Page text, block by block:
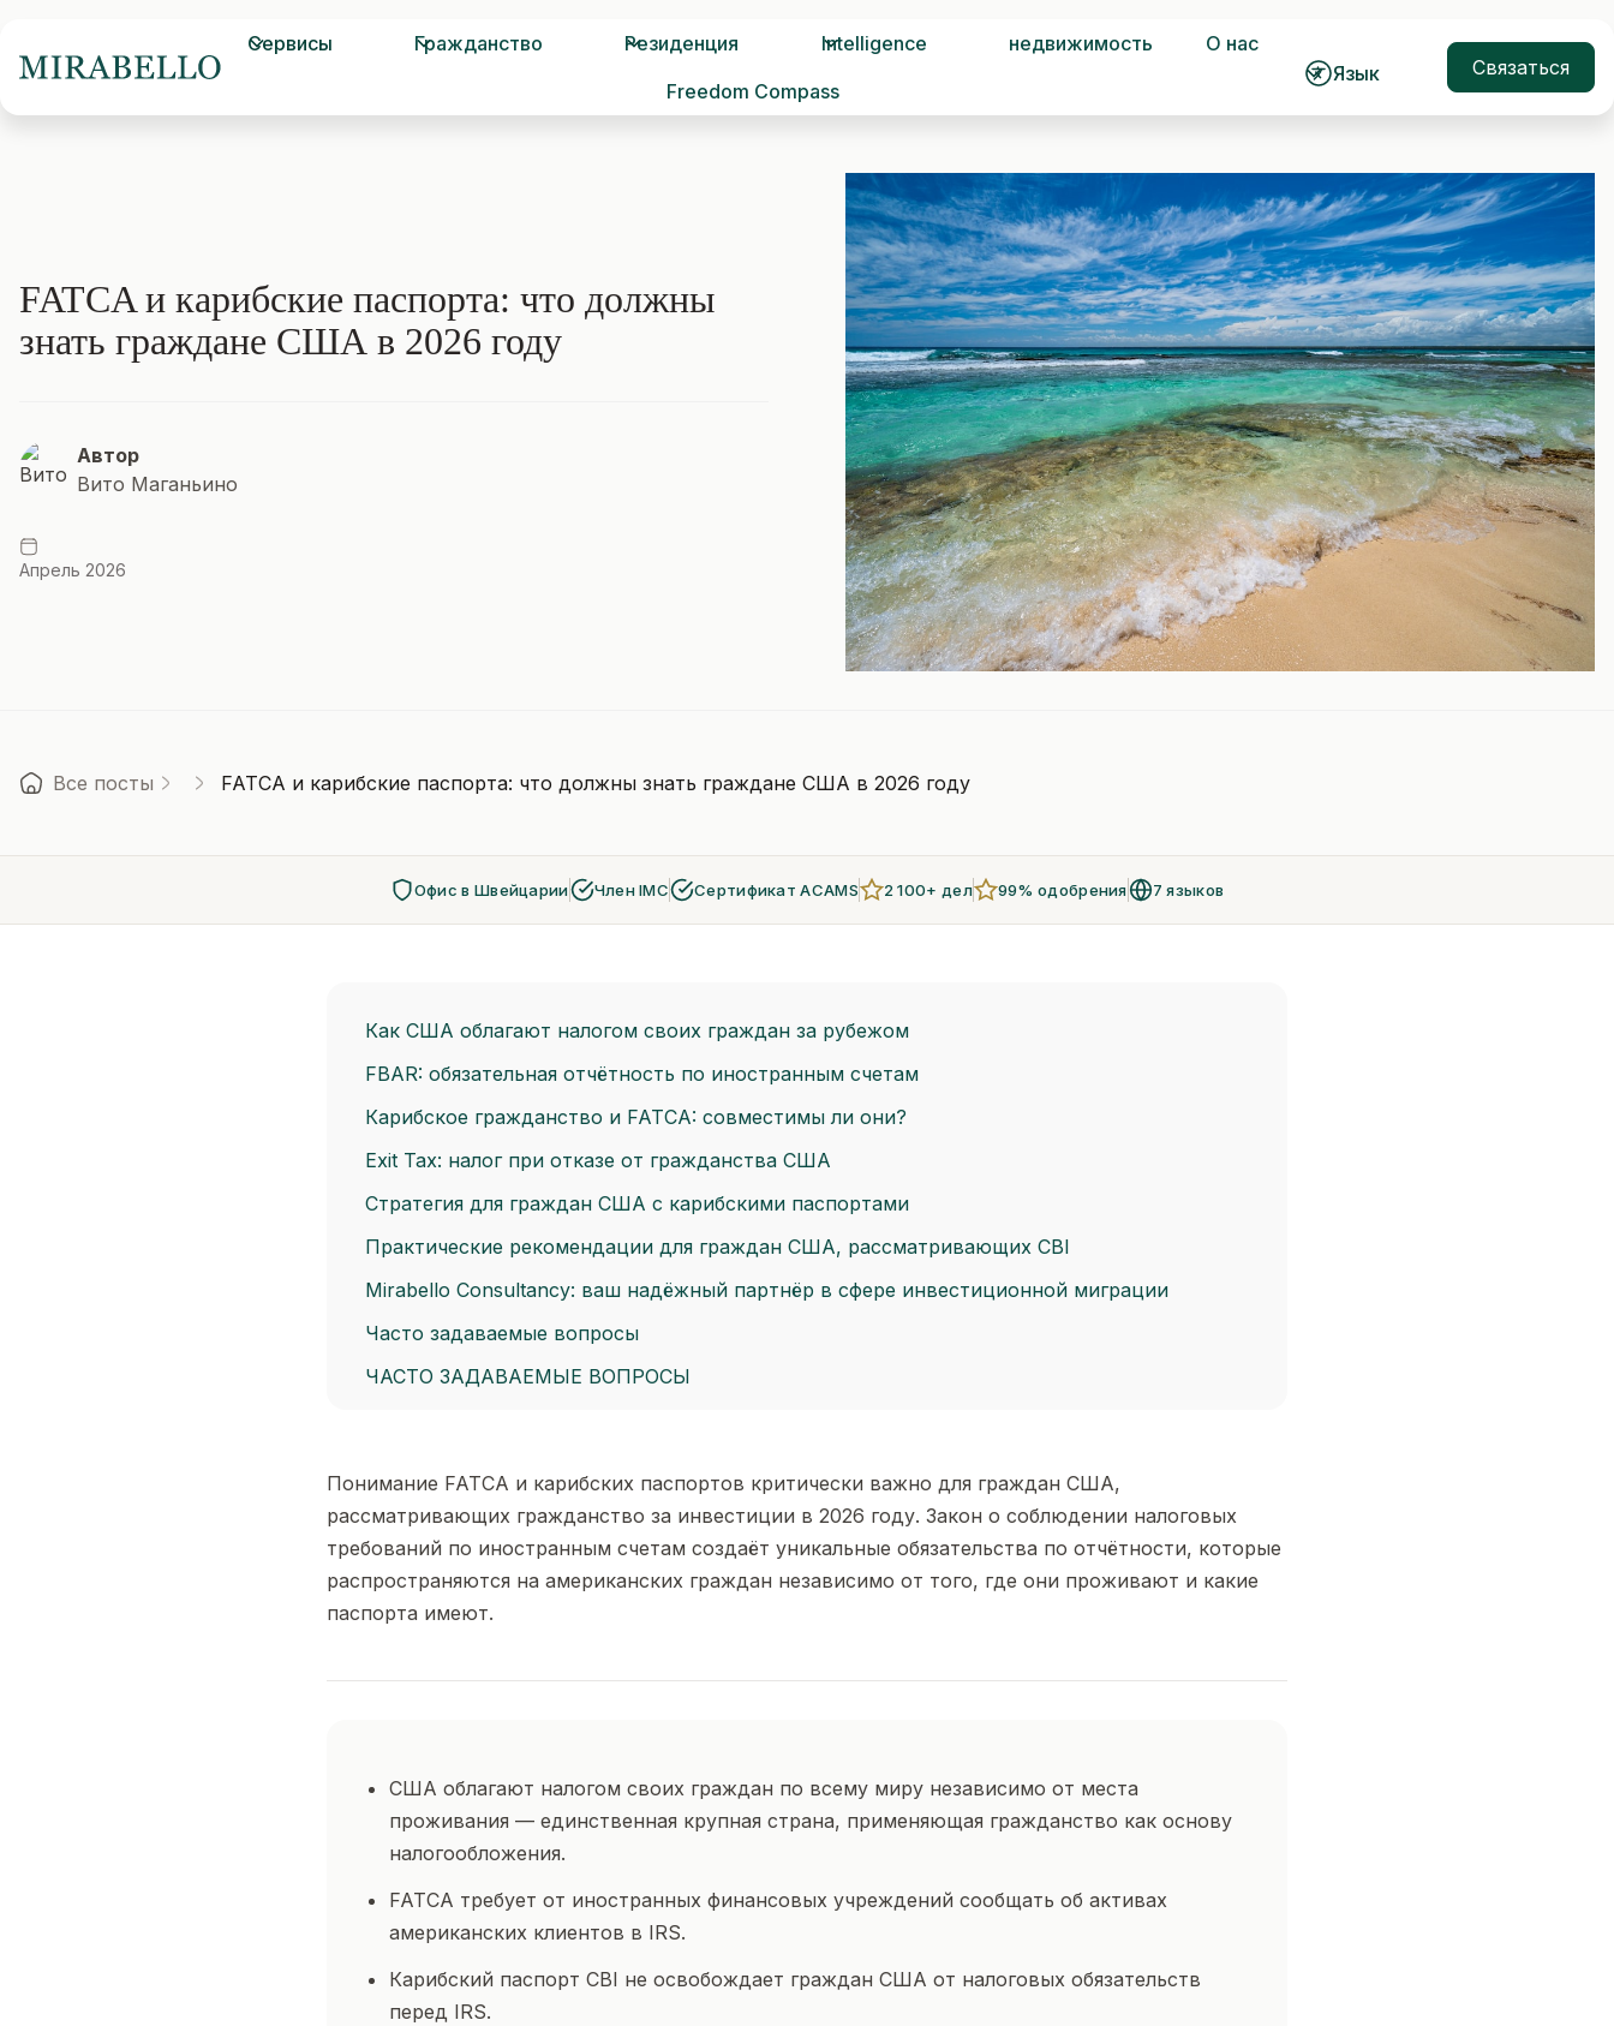
Сервисы Гражданство Резиденция Intelligence недвижимость
О нас
Freedom Compass
Язык Связаться
FATCA и карибские паспорта: что должны
знать граждане США в 2026 году
Автор
Вито Маганьино
Апрель 2026
Все посты FATCA и карибские паспорта: что должны знать граждане США в 2026 году
Офис в Швейцарии Член IMC Сертификат ACAMS 2 100+ дел 99% одобрения 7 языков
Как США облагают налогом своих граждан за рубежом
FBAR: обязательная отчётность по иностранным счетам
Карибское гражданство и FATCA: совместимы ли они?
Exit Tax: налог при отказе от гражданства США
Стратегия для граждан США с карибскими паспортами
Практические рекомендации для граждан США, рассматривающих CBI
Mirabello Consultancy: ваш надёжный партнёр в сфере инвестиционной миграции
Часто задаваемые вопросы
ЧАСТО ЗАДАВАЕМЫЕ ВОПРОСЫ
Понимание FATCA и карибских паспортов критически важно для граждан США,
рассматривающих гражданство за инвестиции в 2026 году. Закон о соблюдении налоговых
требований по иностранным счетам создаёт уникальные обязательства по отчётности, которые
распространяются на американских граждан независимо от того, где они проживают и какие
паспорта имеют.
США облагают налогом своих граждан по всему миру независимо от места
проживания — единственная крупная страна, применяющая гражданство как основу
налогообложения.
FATCA требует от иностранных финансовых учреждений сообщать об активах
американских клиентов в IRS.
Карибский паспорт CBI не освобождает граждан США от налоговых обязательств
перед IRS.